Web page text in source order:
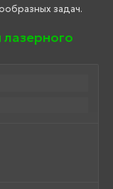
задач.
лазерного